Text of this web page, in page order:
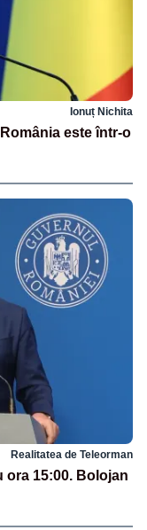
Ionuț Nichita
este într-o
Realitatea de Teleorman
ora 15:00. Bolojan